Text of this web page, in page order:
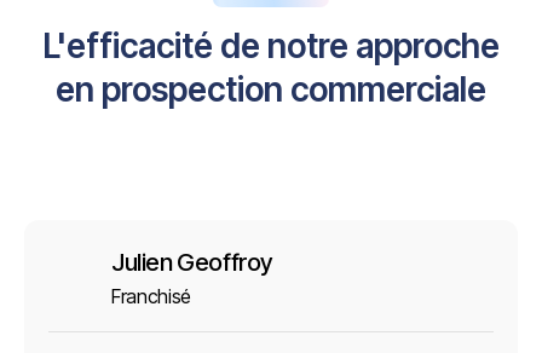
L'efficacité de notre approche
en prospection commerciale
Julien Geoffroy
Franchisé